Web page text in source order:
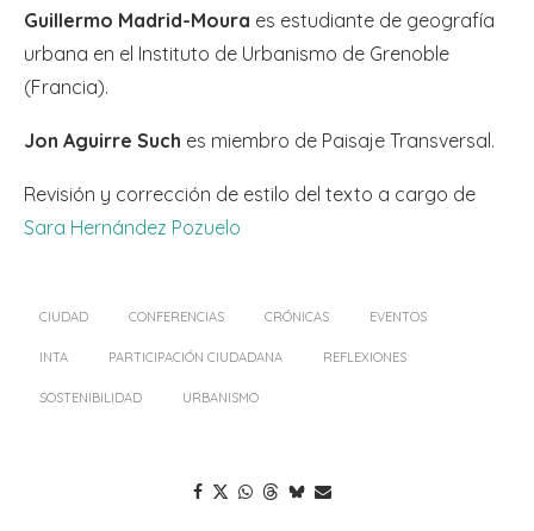
Guillermo Madrid-Moura es estudiante de geografía
urbana en el Instituto de Urbanismo de Grenoble
(Francia).
Jon Aguirre Such es miembro de Paisaje Transversal.
Revisión y corrección de estilo del texto a cargo de
Sara Hernández Pozuelo
CIUDAD CONFERENCIAS CRÓNICAS EVENTOS
INTA PARTICIPACIÓN CIUDADANA REFLEXIONES
SOSTENIBILIDAD URBANISMO